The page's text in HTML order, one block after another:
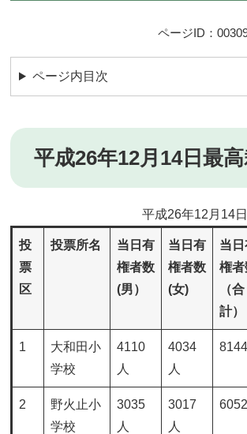
ページID：
ページ内目次
平成26年12月14日最
平成26年12月14
投
票
区
投票所名
当日有
権者数
(男）
当日有
権者数
(女)
当
権者
（合
計）
1
大和田小
学校
4110
人
4034
人
2
野火止小
学校
3035
人
3017
人